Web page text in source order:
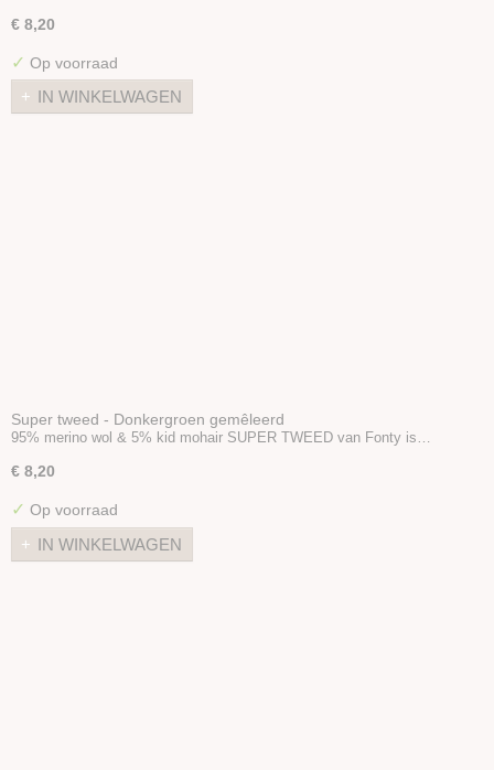
€ 8,20
✓ Op voorraad
IN WINKELWAGEN
Super tweed - Donkergroen gemêleerd
95% merino wol & 5% kid mohair SUPER TWEED van Fonty is…
€ 8,20
✓ Op voorraad
IN WINKELWAGEN